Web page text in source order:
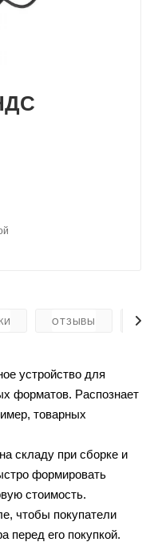
ОТЗЫВЫ
устройство для
форматов. Распознает
товарных
складу при сборке и
формировать
стоимость.
чтобы покупатели
перед его покупкой.